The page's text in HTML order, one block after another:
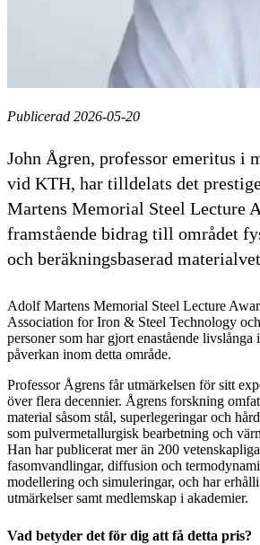
Publicerad 2026-05-20
John Ågren, professor emeritus i
vid KTH, har tilldelats det
Martens Memorial Steel Lecture
framstående bidrag till området
och beräkningsbaserad
Adolf Martens Memorial Steel Lecture
Association for Iron & Steel Technology
personer som har gjort enastående livslånga
påverkan inom detta område.
Professor Ågrens får utmärkelsen för sitt
över flera decennier. Ågrens forskning
material såsom stål, superlegeringar och
som pulvermetallurgisk bearbetning och
Han har publicerat mer än 200
fasomvandlingar, diffusion och
modellering och simuleringar, och har
utmärkelser samt medlemskap i akademier.
Vad betyder det för dig att få detta pris?